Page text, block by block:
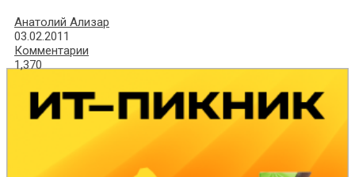
Анатолий Ализар
03.02.2011
Комментарии
1,370